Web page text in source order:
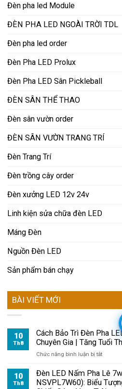
Đèn pha led Module
ĐÈN PHA LED NGOÀI TRỜI TDL
Đèn pha led order
Đèn Pha LED Prolux
Đèn Pha LED Sân Pickleball
ĐÈN SÂN THỂ THAO
Đèn sân vườn order
ĐÈN SÂN VƯỜN TRANG TRÍ
Đèn Trang Trí
Đèn trồng cây order
Đèn xưởng LED 12v 24v
Linh kiện sửa chữa đèn LED
Máng Đèn
Nguồn Đèn LED
Sản phẩm bán chạy
BÀI VIẾT MỚI
10
Th8
Cách Bảo Trì Đèn Pha
Chuyên Gia | Tăng Tuổi
Chức năng bình luận bị tắtở
Bảo
Trì
10
Th8
Đèn LED Nấm Pha Lê
NSVPL7W60): Biểu